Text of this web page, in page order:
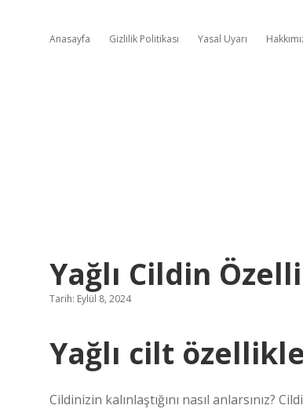
Anasayfa Gizlilik Politikası Yasal Uyarı
Yağlı Cildin
Tarih: Eylül 8, 2024
Yağlı cilt
Cildinizin kalınlaştığını nasıl anlarsınız?